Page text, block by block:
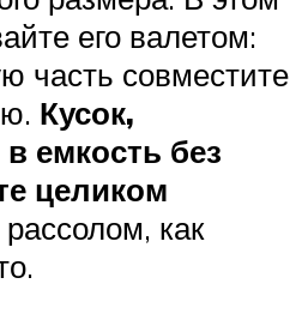
его валетом:
часть совместите
Кусок,
емкость без
целиком
как